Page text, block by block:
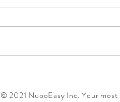
© 2021 NuooEasy Inc. Your